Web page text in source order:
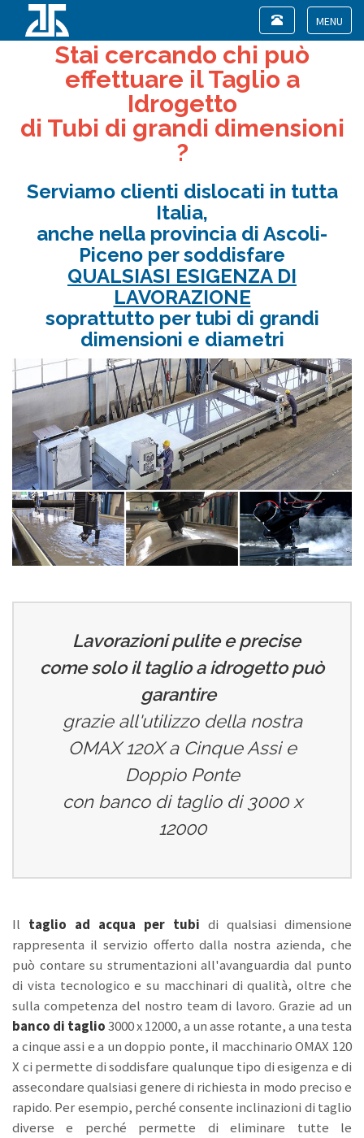
Toggle
Toggle
navigation
Stai cercando chi può
effettuare il Taglio a
Idrogetto
di Tubi di grandi dimensioni
?
Serviamo clienti dislocati in tutta
Italia,
anche nella provincia di Ascoli-
Piceno per soddisfare
QUALSIASI ESIGENZA DI
LAVORAZIONE
soprattutto per tubi di grandi
dimensioni e diametri
Lavorazioni pulite e precise
come solo il taglio a idrogetto può
garantire
grazie all'utilizzo della nostra
OMAX 120X a Cinque Assi e
Doppio Ponte
con banco di taglio di 3000 x
12000
Il taglio ad acqua per tubi di qualsiasi dimensione
rappresenta il servizio offerto dalla nostra azienda, che
può contare su strumentazioni all'avanguardia dal punto
di vista tecnologico e su macchinari di qualità, oltre che
sulla competenza del nostro team di lavoro. Grazie ad un
banco di taglio3000 x 12000, a un asse rotante, a una testa
a cinque assi e a un doppio ponte, il macchinario OMAX 120
X ci permette di soddisfare qualunque tipo di esigenza e di
assecondare qualsiasi genere di richiesta in modo preciso e
rapido. Per esempio, perché consente inclinazioni di taglio
diverse e perché permette di eliminare tutte le